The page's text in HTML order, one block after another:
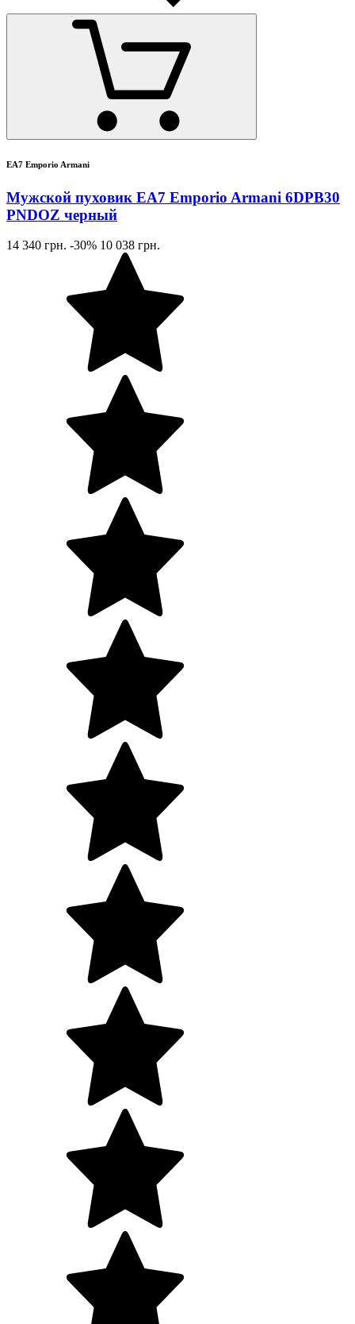
EA7 Emporio Armani
Мужской пуховик EA7 Emporio Armani 6DPB30
PNDOZ черный
14 340 грн. -30% 10 038 грн.